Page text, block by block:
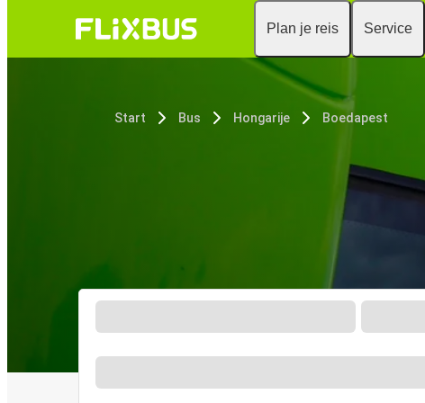
Plan je reis Service
Start Bus Hongarije Boedapest